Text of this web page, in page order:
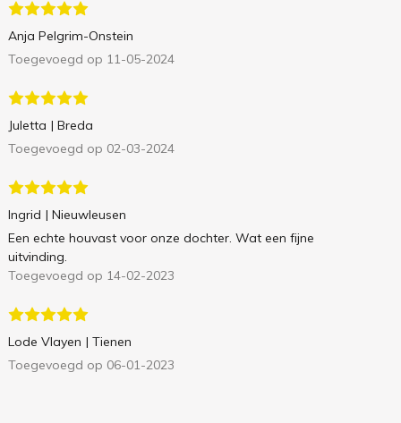
Anja Pelgrim-Onstein
Toegevoegd op 11-05-2024
Juletta | Breda
Toegevoegd op 02-03-2024
Ingrid | Nieuwleusen
Een echte houvast voor onze dochter. Wat een fijne
uitvinding.
Toegevoegd op 14-02-2023
Lode Vlayen | Tienen
Toegevoegd op 06-01-2023